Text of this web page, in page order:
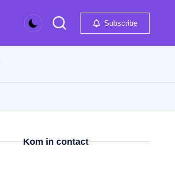
Subscribe
Kom in contact